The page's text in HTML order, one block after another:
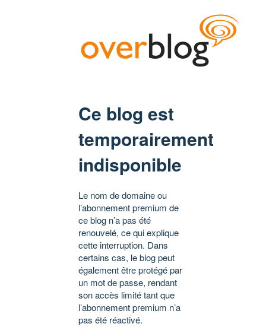
Ce blog est
temporairement
indisponible
Le nom de domaine ou
l’abonnement premium de
ce blog n’a pas été
renouvelé, ce qui explique
cette interruption. Dans
certains cas, le blog peut
également être protégé par
un mot de passe, rendant
son accès limité tant que
l’abonnement premium n’a
pas été réactivé.